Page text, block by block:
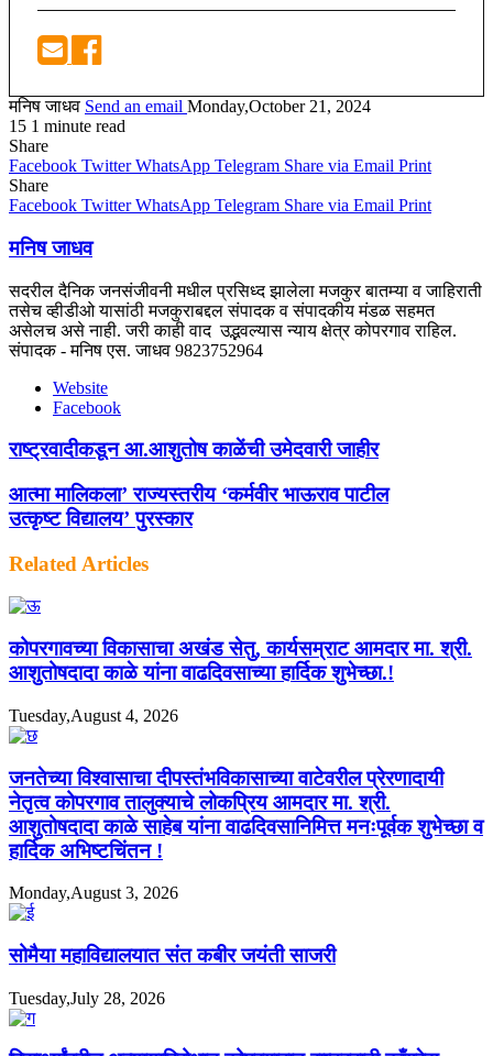
मनिष जाधव Send an email Monday,October 21, 2024
15 1 minute read
Share
Facebook Twitter WhatsApp Telegram Share via Email Print
Share
Facebook Twitter WhatsApp Telegram Share via Email Print
मनिष जाधव
सदरील दैनिक जनसंजीवनी मधील प्रसिध्द झालेला मजकुर बातम्या व जाहिराती
तसेच व्हीडीओ यासांठी मजकुराबद्दल संपादक व संपादकीय मंडळ सहमत
असेलच असे नाही. जरी काही वाद उद्भवल्यास न्याय क्षेत्र कोपरगाव राहिल.
संपादक - मनिष एस. जाधव 9823752964
Website
Facebook
राष्ट्रवादीकडून आ.आशुतोष काळेंची उमेदवारी जाहीर
आत्मा मालिकला’ राज्यस्तरीय ‘कर्मवीर भाऊराव पाटील
उत्कृष्ट विद्यालय’ पुरस्कार
Related Articles
कोपरगावच्या विकासाचा अखंड सेतु, कार्यसम्राट आमदार मा. श्री.
आशुतोषदादा काळे यांना वाढदिवसाच्या हार्दिक शुभेच्छा.!
Tuesday,August 4, 2026
जनतेच्या विश्वासाचा दीपस्तंभविकासाच्या वाटेवरील प्रेरणादायी
नेतृत्व कोपरगाव तालुक्याचे लोकप्रिय आमदार मा. श्री.
आशुतोषदादा काळे साहेब यांना वाढदिवसानिमित्त मनःपूर्वक शुभेच्छा व
हार्दिक अभिष्टचिंतन !
Monday,August 3, 2026
सोमैया महाविद्यालयात संत कबीर जयंती साजरी
Tuesday,July 28, 2026